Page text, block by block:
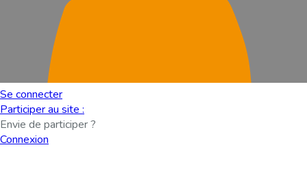
Se connecter
Participer au site :
Envie de participer ?
Connexion